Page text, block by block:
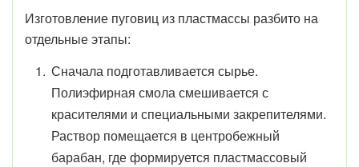
Изготовление пуговиц из пластмассы разбито на
отдельные этапы:
Сначала подготавливается сырье.
Полиэфирная смола смешивается с
красителями и специальными закрепителями.
Раствор помещается в центробежный
барабан, где формируется пластмассовый